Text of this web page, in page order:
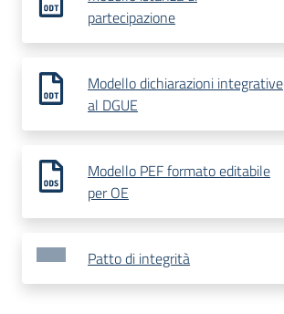
partecipazione
Modello dichiarazioni integrative
al DGUE
Modello PEF formato editabile
per OE
Patto di integrità